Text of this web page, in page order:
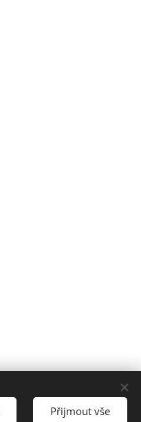
Přijmout vše